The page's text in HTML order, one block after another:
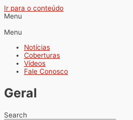
Ir para o conteúdo
Menu
Menu
Notícias
Coberturas
Vídeos
Fale Conosco
Geral
Search